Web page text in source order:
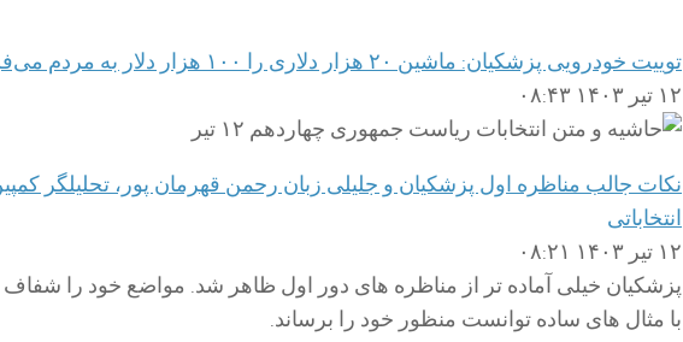
توییت خودرویی پزشکیان: ماشین ۲۰ هزار دلاری را ۱۰۰ هزار دلار به مردم می‌فروشیم
۱۲ تیر ۱۴۰۳ ۰۸:۴۳
نکات جالب مناظره اول پزشکیان و جلیلی زبان رحمن قهرمان پور، تحلیلگر
انتخاباتی
۱۲ تیر ۱۴۰۳ ۰۸:۲۱
پزشکیان خیلی آماده تر از مناظره های دور اول ظاهر شد. مواضع خود را شفاف
با مثال های ساده توانست منظور خود را برساند.